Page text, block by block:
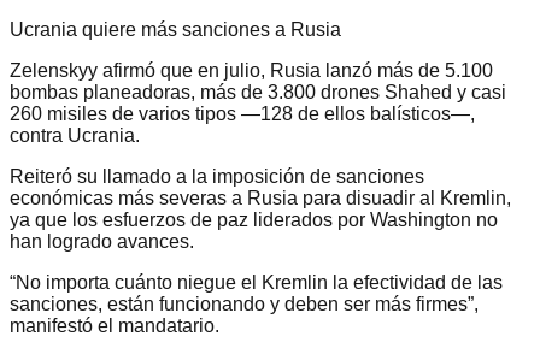
Ucrania quiere más sanciones a Rusia
Zelenskyy afirmó que en julio, Rusia lanzó más de 5.100
bombas planeadoras, más de 3.800 drones Shahed y casi
260 misiles de varios tipos —128 de ellos balísticos—,
contra Ucrania.
Reiteró su llamado a la imposición de sanciones
económicas más severas a Rusia para disuadir al Kremlin,
ya que los esfuerzos de paz liderados por Washington no
han logrado avances.
“No importa cuánto niegue el Kremlin la efectividad de las
sanciones, están funcionando y deben ser más firmes”,
manifestó el mandatario.